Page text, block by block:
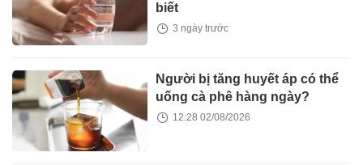
biết
3 ngày trước
Người bị tăng huyết áp có thể
uống cà phê hàng ngày?
12:28 02/08/2026